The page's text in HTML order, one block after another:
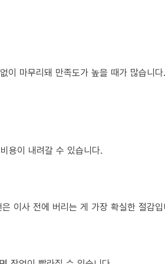
이 마무리돼 만족도가 높을 때가 많습니다.
용이 내려갈 수 있습니다.
이사 전에 버리는 게 가장 확실한 절감입